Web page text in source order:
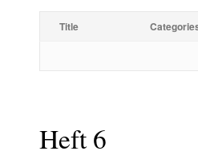
Title
Heft 6